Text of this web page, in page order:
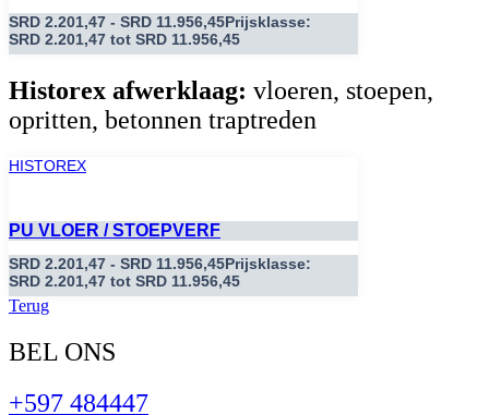
SRD 2.201,47 - SRD 11.956,45Prijsklasse:
SRD 2.201,47 tot SRD 11.956,45
Historex afwerklaag: vloeren, stoepen,
opritten, betonnen traptreden
HISTOREX
PU VLOER / STOEPVERF
SRD 2.201,47 - SRD 11.956,45Prijsklasse:
SRD 2.201,47 tot SRD 11.956,45
Terug
BEL ONS
+597 484447